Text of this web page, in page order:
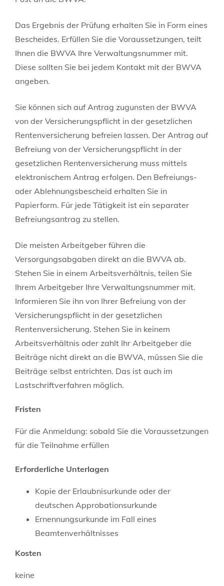
Das Ergebnis der Prüfung erhalten Sie in Form eines
Bescheides. Erfüllen Sie die Voraussetzungen, teilt
Ihnen die BWVA Ihre Verwaltungsnummer mit.
Diese sollten Sie bei jedem Kontakt mit der BWVA
angeben.
Sie können sich auf Antrag zugunsten der BWVA
von der Versicherungspflicht in der gesetzlichen
Rentenversicherung befreien lassen. Der Antrag auf
Befreiung von der Versicherungspflicht in der
gesetzlichen Rentenversicherung muss mittels
elektronischem Antrag erfolgen. Den Befreiungs-
oder Ablehnungsbescheid erhalten Sie in
Papierform. Für jede Tätigkeit ist ein separater
Befreiungsantrag zu stellen.
Die meisten Arbeitgeber führen die
Versorgungsabgaben direkt an die BWVA ab.
Stehen Sie in einem Arbeitsverhältnis, teilen Sie
Ihrem Arbeitgeber Ihre Verwaltungsnummer mit.
Informieren Sie ihn von Ihrer Befreiung von der
Versicherungspflicht in der gesetzlichen
Rentenversicherung. Stehen Sie in keinem
Arbeitsverhältnis oder zahlt Ihr Arbeitgeber die
Beiträge nicht direkt an die BWVA, müssen Sie die
Beiträge selbst entrichten. Das ist auch im
Lastschriftverfahren möglich.
Fristen
Für die Anmeldung: sobald Sie die Voraussetzungen
für die Teilnahme erfüllen
Erforderliche Unterlagen
Kopie der Erlaubnisurkunde oder der
deutschen Approbationsurkunde
Ernennungsurkunde im Fall eines
Beamtenverhältnisses
Kosten
keine